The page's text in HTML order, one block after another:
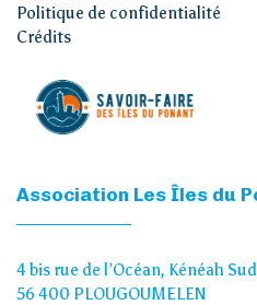
Politique de confidentialité
Crédits
Association Les Îles du
4 bis rue de l’Océan, Kénéah Sud
56 400 PLOUGOUMELEN